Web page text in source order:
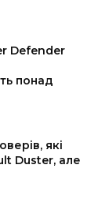
Defender
понад
які
Duster, але